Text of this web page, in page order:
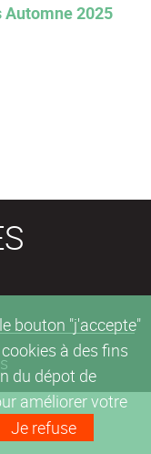
bouton "j'accepte"
à des fins
du dépot de
améliorer votre
Je refuse
Automne 2025